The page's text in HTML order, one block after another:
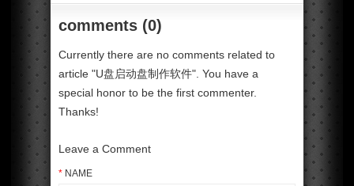
comments (0)
Currently there are no comments related to
article "U盘启动盘制作软件". You have a
special honor to be the first commenter.
Thanks!
Leave a Comment
* NAME